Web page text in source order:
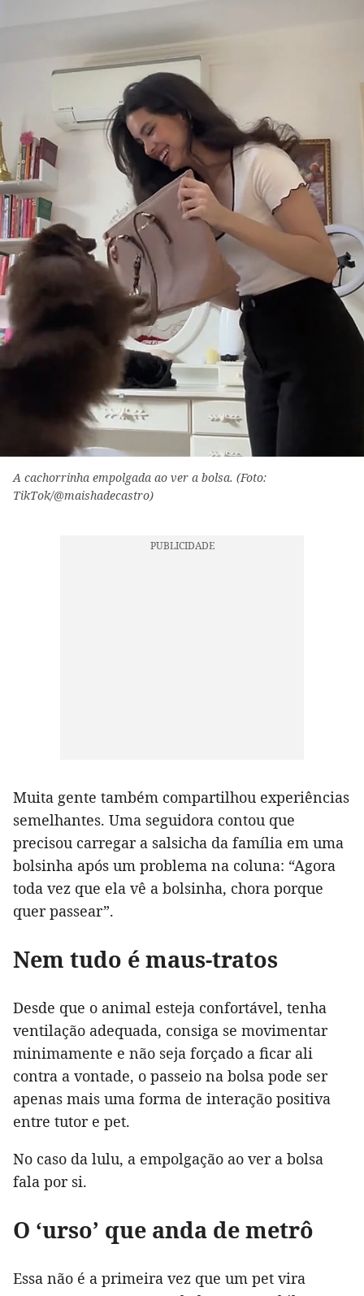
A cachorrinha empolgada ao ver a bolsa. (Foto:
TikTok/@maishadecastro)
Muita gente também compartilhou experiências
semelhantes. Uma seguidora contou que
precisou carregar a salsicha da família em uma
bolsinha após um problema na coluna: “Agora
toda vez que ela vê a bolsinha, chora porque
quer passear”.
Nem tudo é maus-tratos
Desde que o animal esteja confortável, tenha
ventilação adequada, consiga se movimentar
minimamente e não seja forçado a ficar ali
contra a vontade, o passeio na bolsa pode ser
apenas mais uma forma de interação positiva
entre tutor e pet.
No caso da lulu, a empolgação ao ver a bolsa
fala por si.
O ‘urso’ que anda de metrô
Essa não é a primeira vez que um pet vira